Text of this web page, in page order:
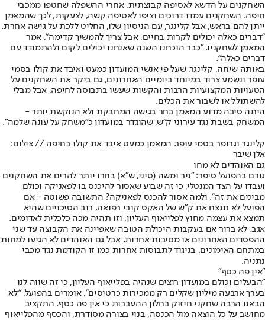
השחקנים על הדשא לאסיפה קבוצתית, אחרי ההשפלה שחטפו ממכבי
חיפה. השחקנים עמדו דרוכים וציפו לאסיפה קשה, לצעקות, לכך שהמאמן
ייתן להם בראש, אבל קלינגר, עם הניסיון שלו, החליט ללכת על גישה אחרת.
"דברים כאלה יכולים לקרות בחיים, אבל צריך להמשיך קדימה", אמר
המאמן לשחקניו, "כבר הוכחנו השנה שאנחנו יכולים לקום ולהתמודד עם
דברים כאלה".
באותה שיחה, קלינגר, שעל פי אנשי המועדון כמעט ואיבד את קולו בסמי
עופר ונשמע צרוד במיוחד ביומיים האחרונים, גם ביקר את השחקנים על
הטעויות המקצועיות הרבות והקשות שעשו בתבוסה לחיפה, אבל מבלי
להשתולל או לשבור את הכלים.
היתה סיבה מדוע המאמן בחר בגישה המחבקת ולא הנוקשת יותר -
המשחק בשבת נגד עירוני ק"ש, שהוגדר במועדון כ"משחק על עונה שלמה".
קלינגר וגרופר בסמי עופר. המאמן כמעט איבד את קולו בחיפה // צילום:
אלן שיבר
גם האוהדים לא מחו
גורם בהפועל סיפר: "ניר ומשה (סיני, ש"א) בחרו יותר להרים את השחקנים
ועבדו על הצד המנטלי, כי זה שבוע שאסור להיכנס בו לפאניקה וכולם
מבינים את זה". ולמה אסור להכנס לפאניקה? התשובה פשוטה - אם
הפועל לא תנצח את ק"ש של האקס קובי רפואה, רוב הסיכויים שהיא
תמצא את עצמה מחוץ לפלייאוף העליון, וזו תהיה מכה כלכלית לאדומים.
אגב, לא ברור אם בעקבות היכולת הטובה שאפיינה את הקבוצה עד שני
ההפסדים האחרונים או מסיבות אחרות, אבל גם האוהדים לא הגיעו למחות
במתחם האימונים, בניגוד לתבוסות אחרות כמו זו הקודמת נגד מכבי
נתניה.
"אין פה כסף"
"הבעלים וכולם במועדון רוצים שנהיה בפלייאוף העליון, כי זה שווה לנו
בערך ארבעה מיליון שקלים רק ממכירות כרטיסים", אומרים בהפועל, "לא
הבאנו הרבה שחקני חיזוק בחלון ההעברות כי אין פה כסף. התקציב
מחושב על כל הוצאה מול הכנסה, בנוי בצורה מסודרת, והכסף מהפלייאוף